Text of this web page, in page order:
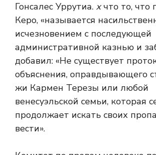
Гонсалес Уррутиа. хчто то, что
Керо, «называется
исчезновением с последующей
административной казнью и
добавил: «Не существует
объяснения, оправдывающего
жи Кармен Терезы или любой
венесуэльской семьи, которая
продолжает искать своих
вести».